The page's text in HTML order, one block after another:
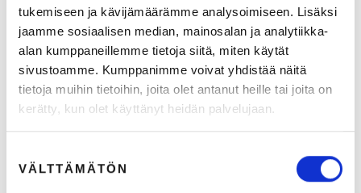
tukemiseen ja kävijämäärämme analysoimiseen. Lisäksi
jaamme sosiaalisen median, mainosalan ja analytiikka-
alan kumppaneillemme tietoja siitä, miten käytät
sivustoamme. Kumppanimme voivat yhdistää näitä
tietoja muihin tietoihin, joita olet antanut heille tai joita on
kerätty, kun olet käyttänyt heidän palvelujaan.
valinta
VÄLTTÄMÄTÖN
Google uudistuu isosti - mitä markkinoijan pitää tietää?
Meneekö hakukoneoptimoinnin periaatteet kokonaan uusiksi, kun Googlen hakukoneen
jos reagoi muutokseen, ymmärtää oikeasti hakujen taustalla olevia tarpeita ja osaa käyttää
mielikuvitusta niiden täyttämiseen, kirjoittavat Henriikka Raussi ja Joona Lamppu Venuulta